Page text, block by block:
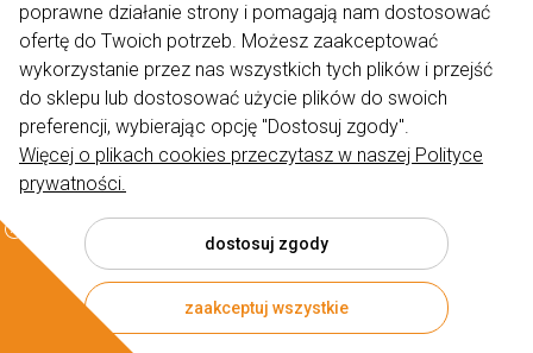
poprawne działanie strony i pomagają nam dostosować
ofertę do Twoich potrzeb. Możesz zaakceptować
wykorzystanie przez nas wszystkich tych plików i przejść
do sklepu lub dostosować użycie plików do swoich
preferencji, wybierając opcję "Dostosuj zgody".
Więcej o plikach cookies przeczytasz w naszej Polityce
prywatności.
dostosuj zgody
zaakceptuj wszystkie